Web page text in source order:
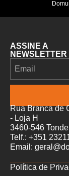
ASSINE A
NEWSLETTER
Rua Branca de
- Loja H
3460-546
Telf.: +351
Email:
Política de